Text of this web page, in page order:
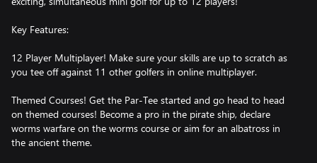
Key Features:
12 Player Multiplayer! Make sure your skills are up to scratch as
you tee off against 11 other golfers in online multiplayer.
Themed Courses! Get the Par-Tee started and go head to head
on themed courses! Become a pro in the pirate ship, declare
worms warfare on the worms course or aim for an albatross in
the ancient theme.